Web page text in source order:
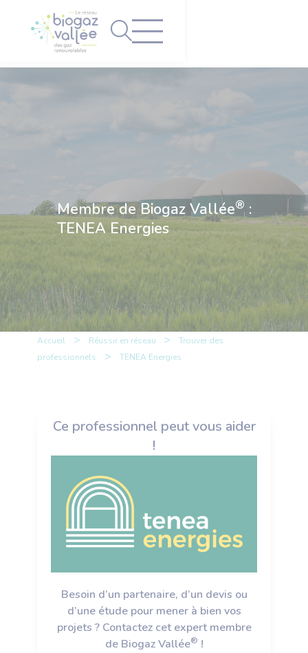
Membre de Biogaz Vallée®:
TENEA Energies
Accueil > Réussir en réseau >
Trouver des
professionnels
> TENEA Energies
Ce professionnel peut vous aider
!
Besoin d’un partenaire, d’un devis ou
d’une étude pour mener à bien vos
projets ? Contactez cet expert membre
de Biogaz Vallée® !
Panneau de gestion des cookies